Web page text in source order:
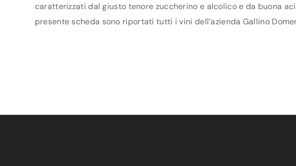
caratterizzati dal giusto tenore zuccherino e alcolico e da buona
presente scheda sono riportati tutti i vini dell’azienda Gallino